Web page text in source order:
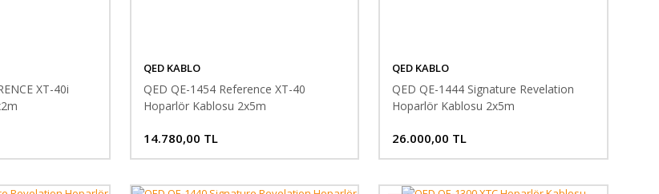
XT-40i
QED KABLO
QED QE-1454 Reference XT-40
Hoparlör Kablosu 2x5m
14.780,00 TL
QED KABLO
QED QE-1444 Signature Revelation
Hoparlör Kablosu 2x5m
26.000,00 TL